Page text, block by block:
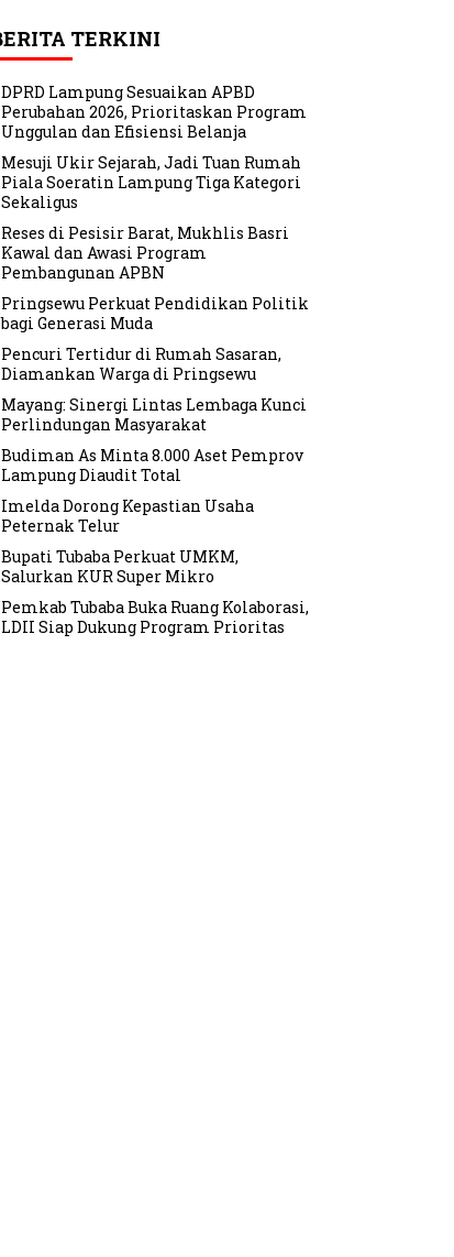
TERKINI
DPRD Lampung Sesuaikan APBD
Perubahan 2026, Prioritaskan Program
Unggulan dan Efisiensi Belanja
Mesuji Ukir Sejarah, Jadi Tuan Rumah
Piala Soeratin Lampung Tiga Kategori
Sekaligus
Reses di Pesisir Barat, Mukhlis Basri
Kawal dan Awasi Program
Pembangunan APBN
Pringsewu Perkuat Pendidikan Politik
bagi Generasi Muda
Pencuri Tertidur di Rumah Sasaran,
Diamankan Warga di Pringsewu
Mayang: Sinergi Lintas Lembaga Kunci
Perlindungan Masyarakat
Budiman As Minta 8.000 Aset Pemprov
Lampung Diaudit Total
Imelda Dorong Kepastian Usaha
Peternak Telur
Bupati Tubaba Perkuat UMKM,
Salurkan KUR Super Mikro
Pemkab Tubaba Buka Ruang Kolaborasi,
LDII Siap Dukung Program Prioritas